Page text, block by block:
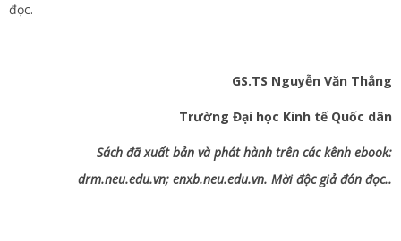
đọc.
GS.TS Nguyễn Văn Thắng
Trường Đại học Kinh tế Quốc dân
Sách đã xuất bản và phát hành trên các kênh ebook:
drm.neu.edu.vn; enxb.neu.edu.vn. Mời độc giả đón đọc..